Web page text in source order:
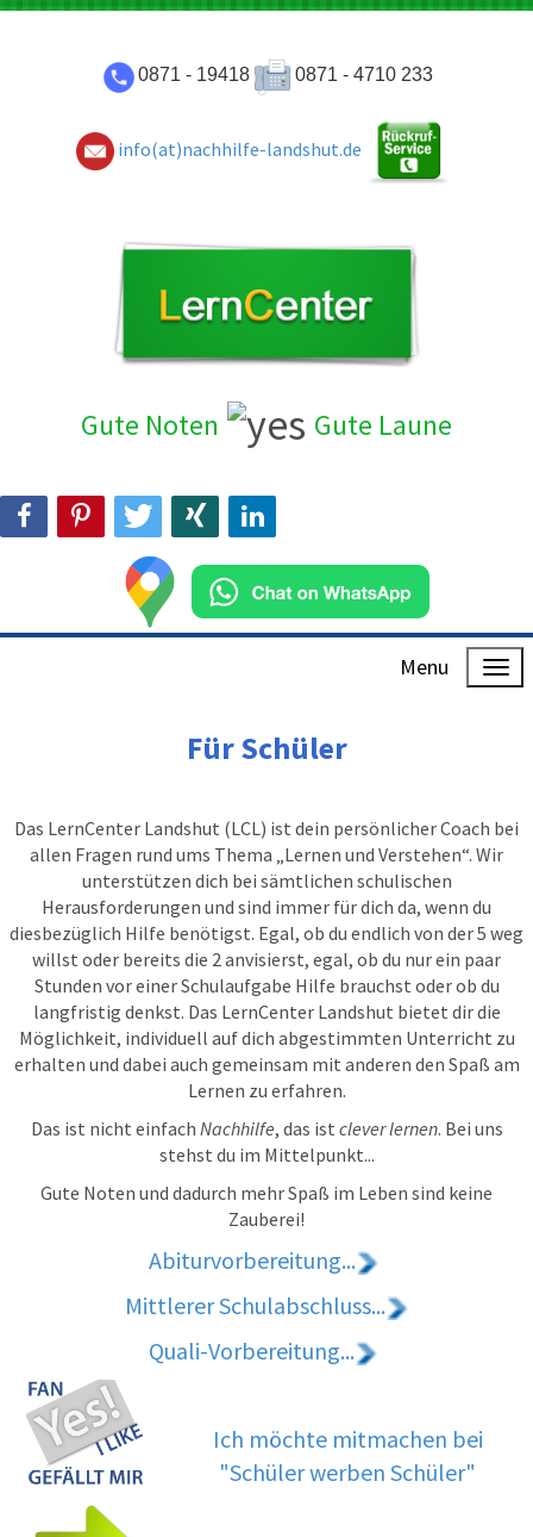
0871 - 19418 0871 - 4710 233
info(at)nachhilfe-landshut.de
Gute Noten Gute Laune
Menu
Für Schüler
Das LernCenter Landshut (LCL) ist dein persönlicher Coach bei
allen Fragen rund ums Thema „Lernen und Verstehen“. Wir
unterstützen dich bei sämtlichen schulischen
Herausforderungen und sind immer für dich da, wenn du
diesbezüglich Hilfe benötigst. Egal, ob du endlich von der 5 weg
willst oder bereits die 2 anvisierst, egal, ob du nur ein paar
Stunden vor einer Schulaufgabe Hilfe brauchst oder ob du
langfristig denkst. Das LernCenter Landshut bietet dir die
Möglichkeit, individuell auf dich abgestimmten Unterricht zu
erhalten und dabei auch gemeinsam mit anderen den Spaß am
Lernen zu erfahren.
Das ist nicht einfach Nachhilfe, das ist clever lernen. Bei uns
stehst du im Mittelpunkt...
Gute Noten und dadurch mehr Spaß im Leben sind keine
Zauberei!
Abiturvorbereitung...
Mittlerer Schulabschluss...
Quali-Vorbereitung...
Ich möchte mitmachen bei
"Schüler werben Schüler"